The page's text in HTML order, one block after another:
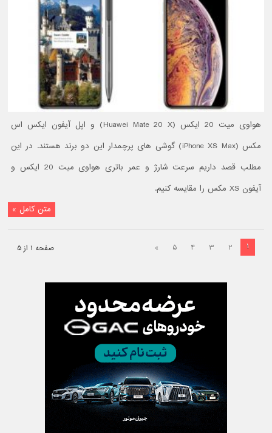
هواوی میت 20 ایکس (Huawei Mate 20 X) و اپل آیفون ایکس اس
مکس (iPhone XS Max) گوشی های پرچمدار این دو برند هستند. در این
مطلب قصد داریم سرعت شارژ و عمر باتری هواوی میت 20 ایکس و
آیفون XS مکس را مقایسه کنیم.
متن کامل »
صفحه ۱ از ۵ ۱ ۲ ۳ ۴ ۵ »